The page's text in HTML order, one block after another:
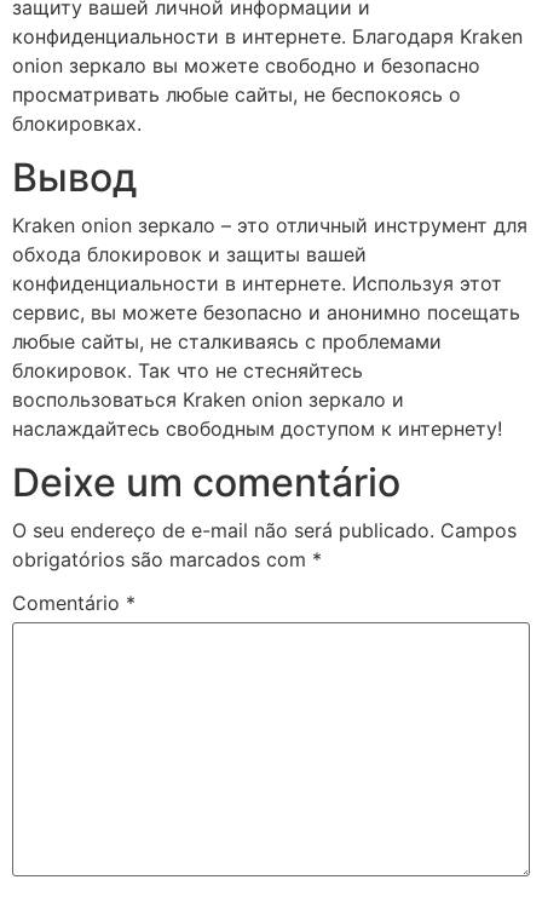
защиту вашей личной информации и
конфиденциальности в интернете. Благодаря Kraken
onion зеркало вы можете свободно и безопасно
просматривать любые сайты, не беспокоясь о
блокировках.
Вывод
Kraken onion зеркало – это отличный инструмент для
обхода блокировок и защиты вашей
конфиденциальности в интернете. Используя этот
сервис, вы можете безопасно и анонимно посещать
любые сайты, не сталкиваясь с проблемами
блокировок. Так что не стесняйтесь
воспользоваться Kraken onion зеркало и
наслаждайтесь свободным доступом к интернету!
Deixe um comentário
O seu endereço de e-mail não será publicado. Campos
obrigatórios são marcados com *
Comentário *